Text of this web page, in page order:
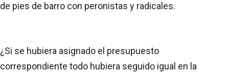
de pies de barro con peronistas y radicales.
¿Si se hubiera asignado el presupuesto
correspondiente todo hubiera seguido igual en la